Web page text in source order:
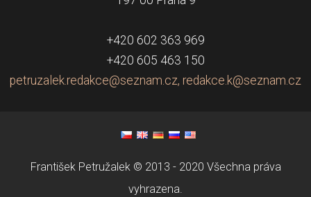
+420 602 363 969
+420 605 463 150
petruzalek.redakce@seznam.cz, redakce.k@seznam.cz
František Petružalek © 2013 - 2020 Všechna práva
vyhrazena.